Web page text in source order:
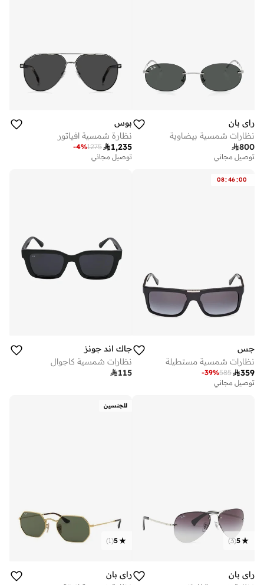
راي بان
نظارات شمسية بيضاوية
800
توصيل مجاني
بوس
نظارة شمسية افياتور
1,235
1275
-4%
توصيل مجاني
08:46:00
جس
نظارات شمسية مستطيلة
359
585
-39%
توصيل مجاني
جاك اند جونز
نظارات شمسية كاجوال
115
5
(
3
)
راي بان
للجنسين
5
(
1
)
راي بان